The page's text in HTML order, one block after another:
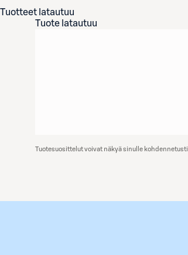
Tuotteet latautuu
Tuote latautuu
Tuotesuosittelut voivat näkyä sinulle kohdennetusti